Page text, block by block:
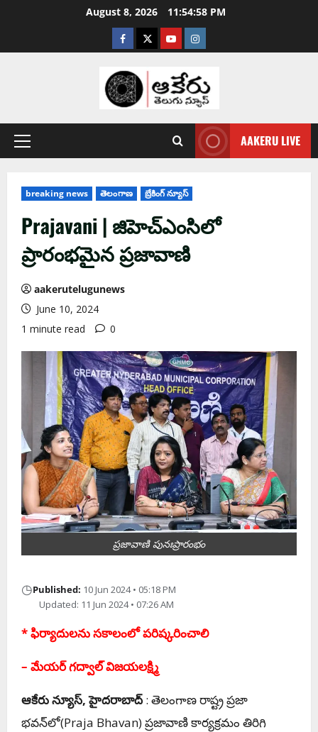
August 8, 2026 11:54:59 PM
AAKERU LIVE
breaking news తెలంగాణ బ్రేకింగ్ న్యూస్
Prajavani | జిహెచ్ఎంసిలో
ప్రారంభమైన ప్రజావాణి
aakerutelugunews
June 10, 2024
1 minute read
0
ప్రజావాణి పునఃప్రారంభం
◷Published: 10 Jun 2024 • 05:18 PM
Updated: 11 Jun 2024 • 07:26 AM
* ఫిర్యాదులను సకాలంలో పరిష్కరించాలి
– మేయర్ గద్వాల్ విజయలక్ష్మి
ఆకేరు న్యూస్, హైదరాబాద్ : తెలంగాణ రాష్ట్ర ప్రజా
భవన్‌లో(Praja Bhavan) ప్రజావాణి కార్యక్రమం తిరిగి